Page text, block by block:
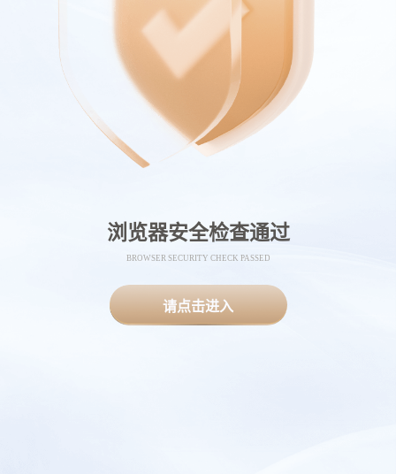
浏览器安全检查通过
BROWSER SECURITY CHECK PASSED
请点击进入